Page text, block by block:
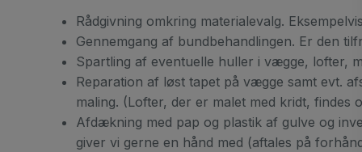
Rådgivning omkring materialevalg.
Gennemgang af bundbehandlingen. Er den
Spartling af eventuelle huller i vægge, lofter,
Reparation af løst tapet på vægge samt evt.
maling. (Lofter, der er malet med kridt, findes
Afdækning med pap og plastik af gulve og
giver vi gerne en hånd med (aftales på